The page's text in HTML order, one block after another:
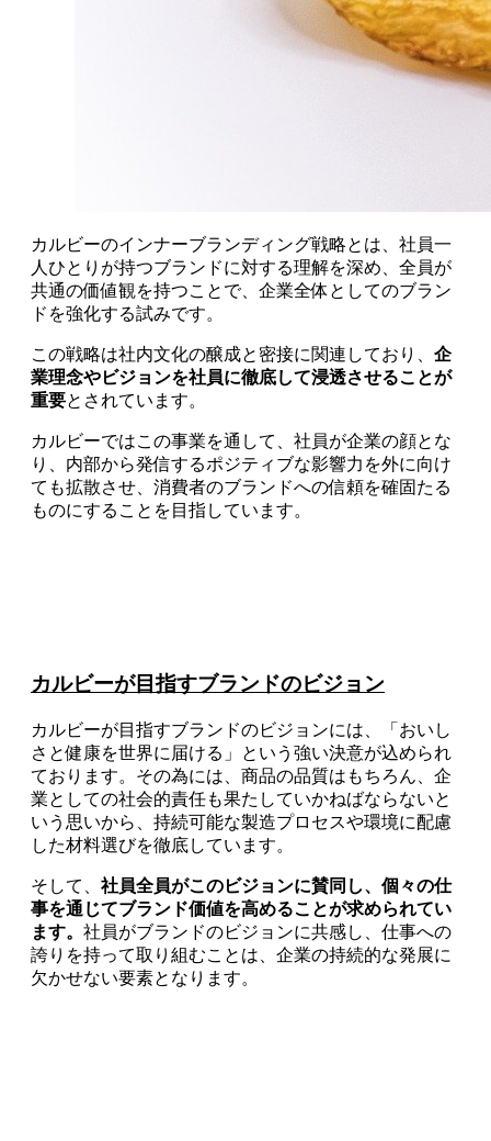
カルビーのインナーブランディング戦略とは、社員一
人ひとりが持つブランドに対する理解を深め、全員が
共通の価値観を持つことで、企業全体としてのブラン
ドを強化する試みです。
この戦略は社内文化の醸成と密接に関連しており、 企
業理念やビジョンを社員に徹底して浸透させることが
重要とされています。
カルビーではこの事業を通して、社員が企業の顔とな
り、内部から発信するポジティブな影響力を外に向け
ても拡散させ、消費者のブランドへの信頼を確固たる
ものにすることを目指しています。
カルビーが目指すブランドのビジョン
カルビーが目指すブランドのビジョンには、「おいし
さと健康を世界に届ける」という強い決意が込められ
ております。その為には、商品の品質はもちろん、企
業としての社会的責任も果たしていかねばならないと
いう思いから、持続可能な製造プロセスや環境に配慮
した材料選びを徹底しています。
そして、 社員全員がこのビジョンに賛同し、個々の仕
事を通じてブランド価値を高めることが求められてい
ます。 社員がブランドのビジョンに共感し、仕事への
誇りを持って取り組むことは、企業の持続的な発展に
欠かせない要素となります。